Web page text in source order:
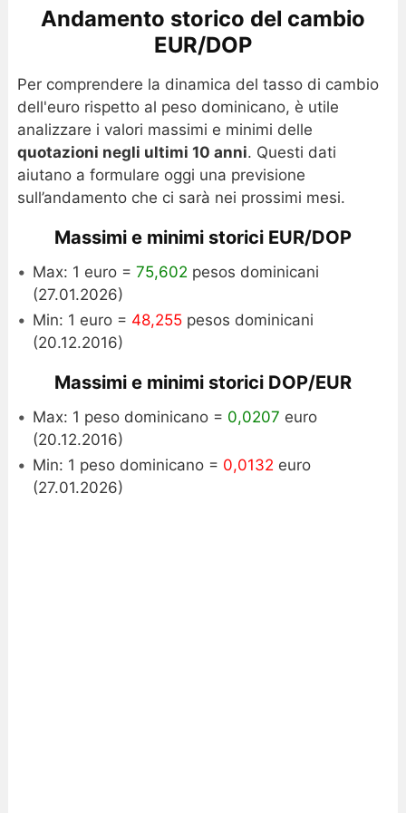
Andamento storico del cambio
EUR/DOP
Per comprendere la dinamica del tasso di cambio
dell'euro rispetto al peso dominicano, è utile
analizzare i valori massimi e minimi delle
quotazioni negli ultimi 10 anni. Questi dati
aiutano a formulare oggi una previsione
sull’andamento che ci sarà nei prossimi mesi.
Massimi e minimi storici EUR/DOP
Max: 1 euro = 75,602 pesos dominicani
(27.01.2026)
Min: 1 euro = 48,255pesos dominicani
(20.12.2016)
Massimi e minimi storici DOP/EUR
Max: 1 peso dominicano = 0,0207 euro
(20.12.2016)
Min: 1 peso dominicano = 0,0132 euro
(27.01.2026)